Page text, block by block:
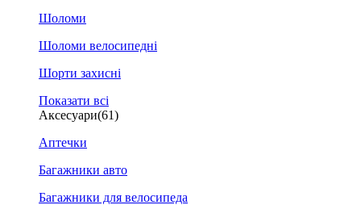
Шоломи
Шоломи велосипедні
Шорти захисні
Показати всі
Аксесуари(61)
Аптечки
Багажники авто
Багажники для велосипеда